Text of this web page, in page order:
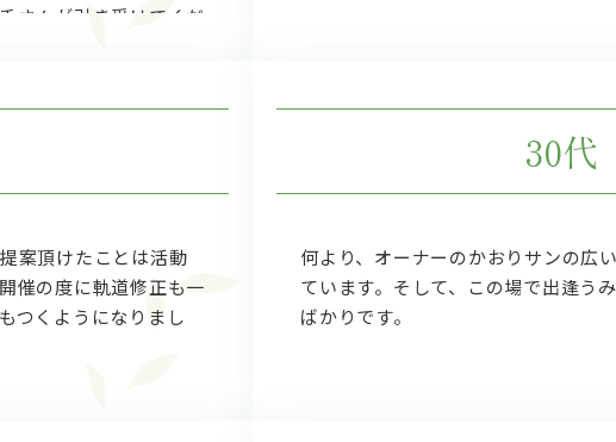
さんが引き受けてくだ
案頂けたことは活動
催の度に軌道修正も一
つくようになりまし
30代
何より、オーナーのかおりサンの広
ています。そして、この場で出逢う
ばかりです。